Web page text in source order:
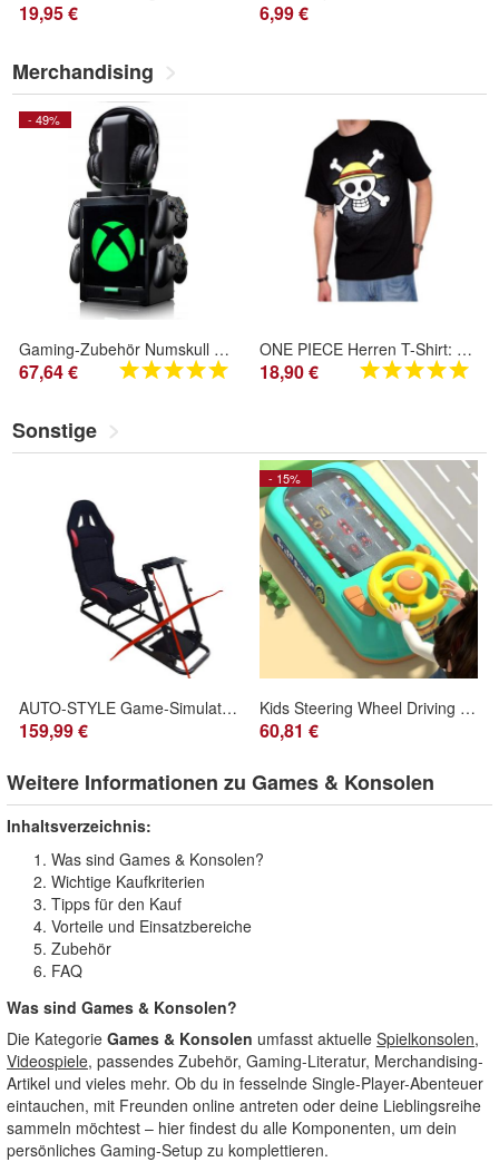
19,95 € 6,99 €
Merchandising
- 49%
Gaming-Zubehör Numskull Gaming Locker mit LED-Beleuchtung
67,64 €
ONE PIECE Herren T-Shirt: Skull with Map Strohhut schwarz
18,90 €
Sonstige
AUTO-STYLE Game-Simulator Sportsitz einzeln – faltbarer Rennsitz für Gaming Setup
159,99 €
- 15%
Kids Steering Wheel Driving Toy - Electronic Simulation Dodge Vehicle
60,81 €
Weitere Informationen zu Games & Konsolen
Inhaltsverzeichnis:
Was sind Games & Konsolen?
Wichtige Kaufkriterien
Tipps für den Kauf
Vorteile und Einsatzbereiche
Zubehör
FAQ
Was sind Games & Konsolen?
Die Kategorie Games & Konsolen umfasst aktuelle Spielkonsolen,
Videospiele, passendes Zubehör, Gaming-Literatur, Merchandising-
Artikel und vieles mehr. Ob du in fesselnde Single-Player-Abenteuer
eintauchen, mit Freunden online antreten oder deine Lieblingsreihe
sammeln möchtest – hier findest du alle Komponenten, um dein
persönliches Gaming-Setup zu komplettieren.